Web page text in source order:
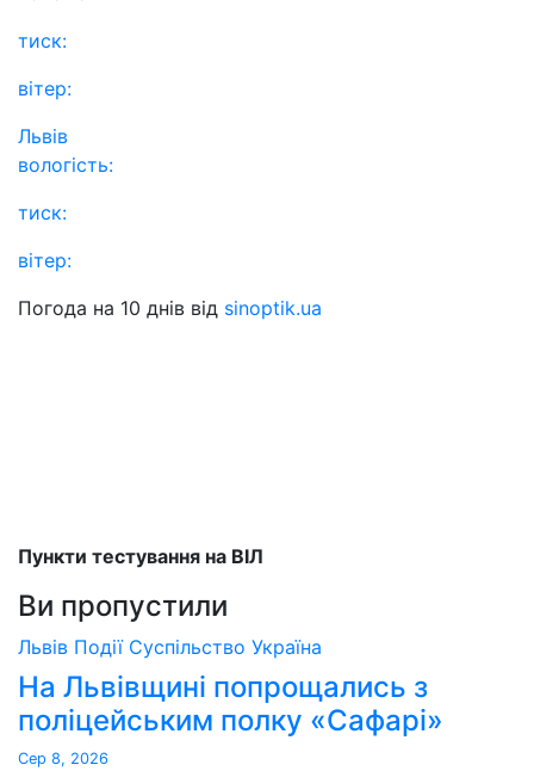
тиск:
вітер:
Львів
вологість:
тиск:
вітер:
Погода на 10 днів від sinoptik.ua
Пункти тестування на ВІЛ
Ви пропустили
Львів Події Суспільство Україна
На Львівщині попрощались з
поліцейським полку «Сафарі»
Сер 8, 2026